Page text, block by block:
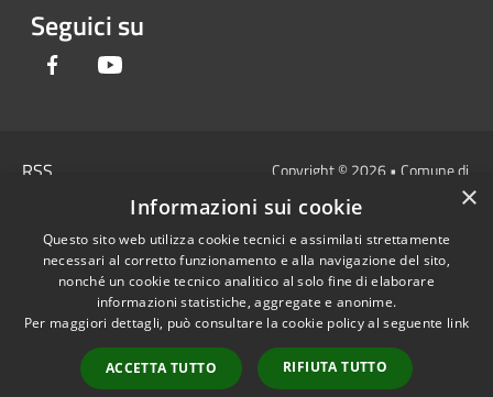
Seguici su
Facebook
RSS
Cookie
Mappa del sito
Area Interna
Dichiarazione di
accessibilità e/o
segnalazioni di non
Copyright © 2026 • Comune di
Melzo - Città Metropolitana di
Milano • Powered by
Municipium•Accesso
redazione
×
Informazioni sui cookie
Questo sito web utilizza cookie tecnici e assimilati strettamente
necessari al corretto funzionamento e alla navigazione del sito,
nonché un cookie tecnico analitico al solo fine di elaborare
informazioni statistiche, aggregate e anonime.
Per maggiori dettagli, può consultare la cookie policy al seguente link
ACCETTA TUTTO RIFIUTA TUTTO